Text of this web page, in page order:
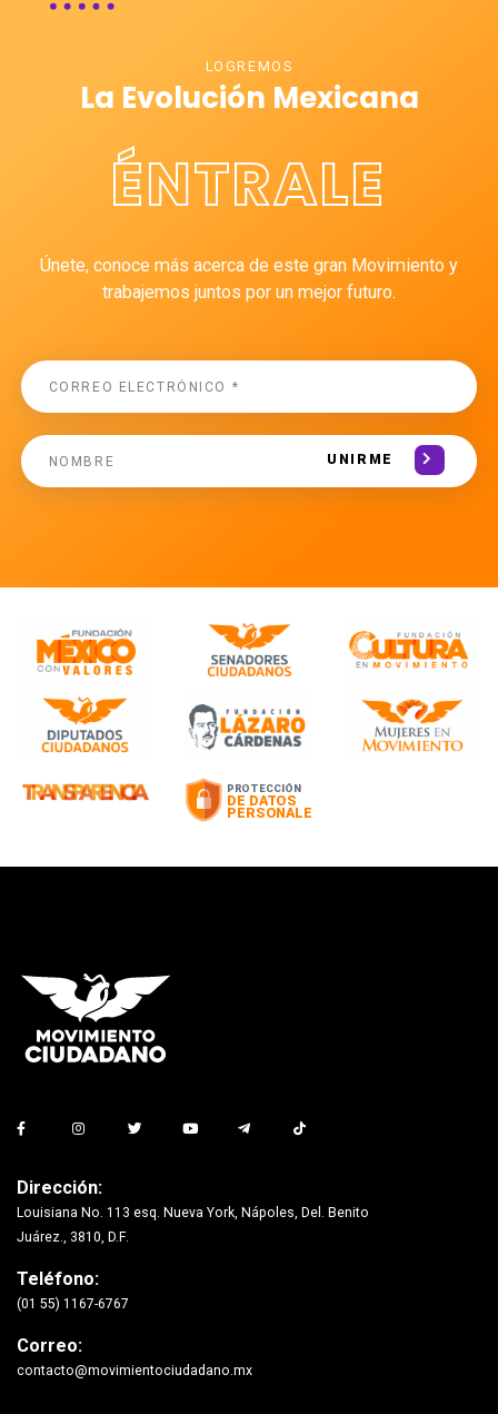
LOGREMOS
La Evolución Mexicana
ÉNTRALE
Únete, conoce más acerca de este gran Movimiento y
trabajemos juntos por un mejor futuro.
UNIRME
Dirección:
Louisiana No. 113 esq. Nueva York, Nápoles, Del. Benito
Juárez., 3810, D.F.
Teléfono:
(01 55) 1167-6767
Correo:
contacto@movimientociudadano.mx